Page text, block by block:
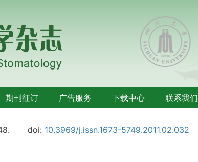
期刊征订 广告服务 下载中心 联系我们
doi: 10.3969/j.issn.1673-5749.2011.02.032